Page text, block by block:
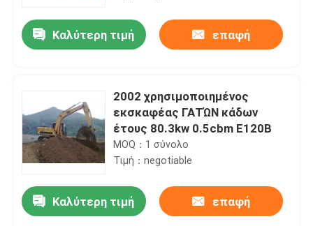
Καλύτερη τιμή επαφή
2002 χρησιμοποιημένος
εκσκαφέας ΓΑΤΏΝ κάδων
έτους 80.3kw 0.5cbm E120B
MOQ：1 σύνολο
Τιμή：negotiable
Καλύτερη τιμή επαφή